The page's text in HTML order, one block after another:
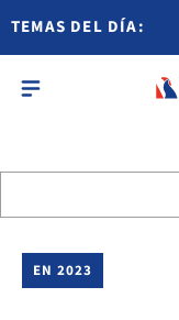
TEMAS DEL DÍA:
EN 2023